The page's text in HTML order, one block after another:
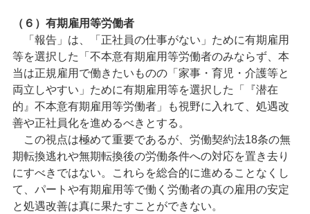
（６）有期雇用等労働者
「報告」は、「正社員の仕事がない」ために有期雇用
等を選択した「不本意有期雇用等労働者のみならず、本
当は正規雇用で働きたいものの「家事・育児・介護等と
両立しやすい」ために有期雇用等を選択した「『潜在
的』不本意有期雇用等労働者」も視野に入れて、処遇改
善や正社員化を進めるべきとする。
この視点は極めて重要であるが、労働契約法18条の無
期転換逃れや無期転換後の労働条件への対応を置き去り
にすべきではない。これらを総合的に進めることなくし
て、パートや有期雇用等で働く労働者の真の雇用の安定
と処遇改善は真に果たすことができない。